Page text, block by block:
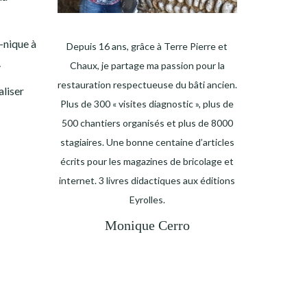
nique à
Depuis 16 ans, grâce à Terre Pierre et
Chaux, je partage ma passion pour la
restauration respectueuse du bâti ancien.
Plus de 300 « visites diagnostic », plus de
500 chantiers organisés et plus de 8000
stagiaires. Une bonne centaine d’articles
écrits pour les magazines de bricolage et
internet. 3 livres didactiques aux éditions
Eyrolles.
Monique Cerro